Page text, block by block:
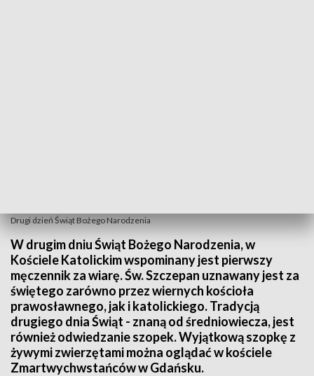
Drugi dzień Świąt Bożego Narodzenia
W drugim dniu Świąt Bożego Narodzenia, w
Kościele Katolickim wspominany jest pierwszy
męczennik za wiarę. Św. Szczepan uznawany jest za
świętego zarówno przez wiernych kościoła
prawosławnego, jak i katolickiego. Tradycją
drugiego dnia Świąt - znaną od średniowiecza, jest
również odwiedzanie szopek. Wyjątkową szopkę z
żywymi zwierzętami można oglądać w kościele
Zmartwychwstańców w Gdańsku.